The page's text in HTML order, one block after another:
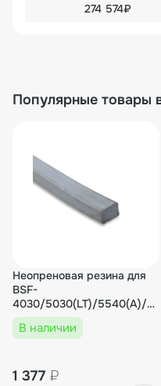
274 574₽
Популярные товары
Неопреновая резина для
BSF-
4030/5030(LT)/5540(А)/
BSL (метражом)
В наличии
1 377 ₽